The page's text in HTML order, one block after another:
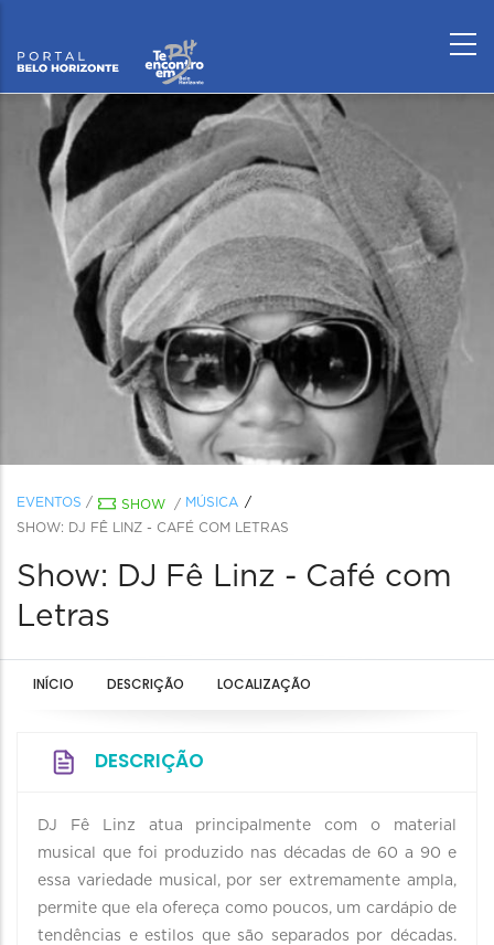
EVENTOS / SHOW / MÚSICA
SHOW: DJ FÊ LINZ - CAFÉ COM LETRAS
Show: DJ Fê Linz - Café com
Letras
INÍCIO DESCRIÇÃO LOCALIZAÇÃO
DESCRIÇÃO
DJ Fê Linz atua principalmente com o material
musical que foi produzido nas décadas de 60 a 90 e
essa variedade musical, por ser extremamente ampla,
permite que ela ofereça como poucos, um cardápio de
tendências e estilos que são separados por décadas.